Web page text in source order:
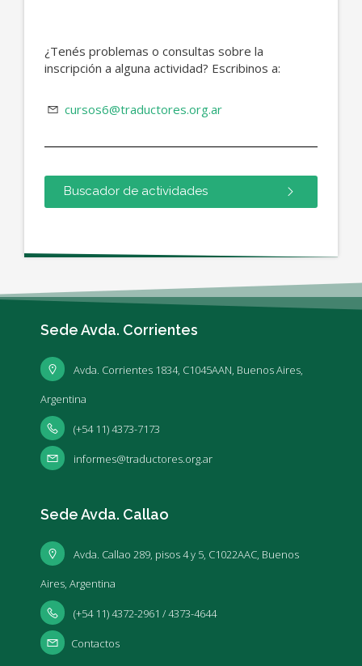
¿Tenés problemas o consultas sobre la
inscripción a alguna actividad? Escribinos a:
cursos6@traductores.org.ar
Buscador de actividades
Sede Avda. Corrientes
Avda. Corrientes 1834, C1045AAN, Buenos Aires,
Argentina
(+54 11) 4373-7173
informes@traductores.org.ar
Sede Avda. Callao
Avda. Callao 289, pisos 4 y 5, C1022AAC, Buenos
Aires, Argentina
(+54 11) 4372-2961 / 4373-4644
Contactos